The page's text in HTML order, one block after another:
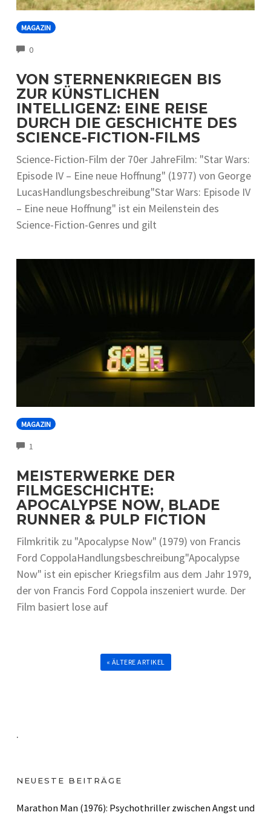
MAGAZIN
0COMMENTS
VON STERNENKRIEGEN BIS
ZUR KÜNSTLICHEN
INTELLIGENZ: EINE REISE
DURCH DIE GESCHICHTE DES
SCIENCE-FICTION-FILMS
Science-Fiction-Film der 70er JahreFilm: "Star Wars:
Episode IV – Eine neue Hoffnung" (1977) von George
LucasHandlungsbeschreibung"Star Wars: Episode IV
– Eine neue Hoffnung" ist ein Meilenstein des
Science-Fiction-Genres und gilt
MAGAZIN
1
MEISTERWERKE DER
FILMGESCHICHTE:
APOCALYPSE NOW, BLADE
RUNNER & PULP FICTION
Filmkritik zu "Apocalypse Now" (1979) von Francis
Ford CoppolaHandlungsbeschreibung"Apocalypse
Now" ist ein epischer Kriegsfilm aus dem Jahr 1979,
der von Francis Ford Coppola inszeniert wurde. Der
Film basiert lose auf
« ÄLTERE ARTIKEL
.
NEUESTE BEITRÄGE
Marathon Man (1976): Psychothriller zwischen Angst und